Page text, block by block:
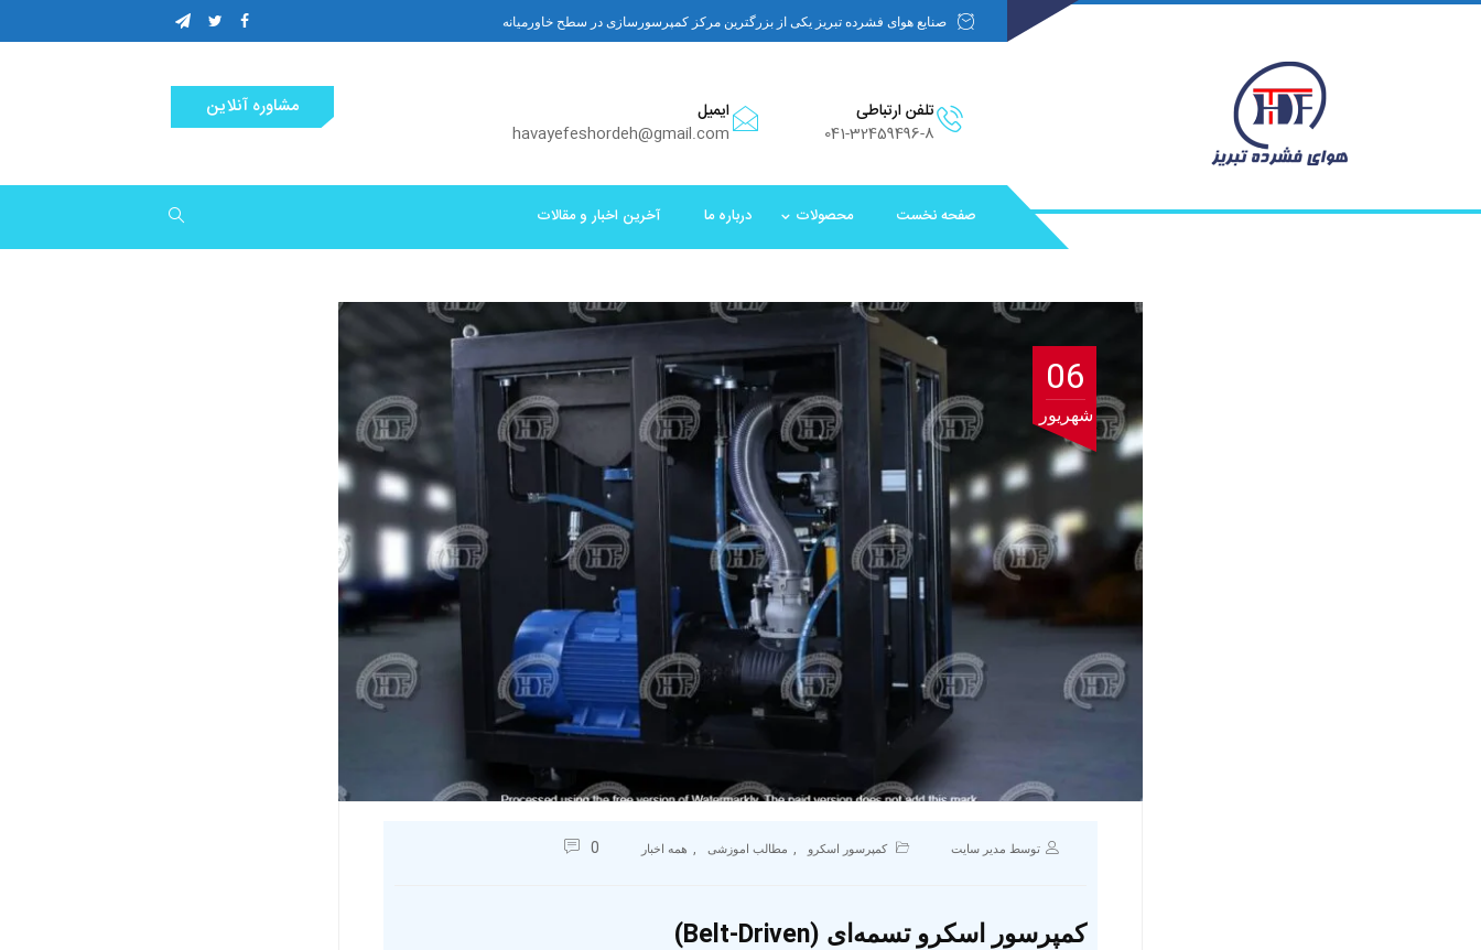
صنایع هوای فشرده تبریز یکی از بزرگترین مرکز کمپرسورسازی در سطح خاورمیانه
تلفن ارتباطی
041-32459496-8
ایمیل
havayefeshordeh@gmail.com
مشاوره آنلاین
صفحه نخست محصولات درباره ما آخرین اخبار و مقالات
06
شهریور
توسط مدیر سایت کمپرسور اسکرو مطالب اموزشی همه اخبار 0
کمپرسور اسکرو تسمه‌ای (Belt-Driven)